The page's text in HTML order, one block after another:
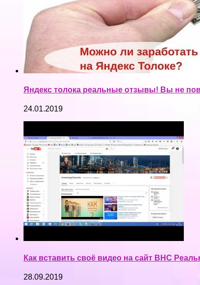
Яндекс толока реальные отзывы! Вы не
24.01.2019
Как вставить своё видео на сайт ВНС
28.09.2019